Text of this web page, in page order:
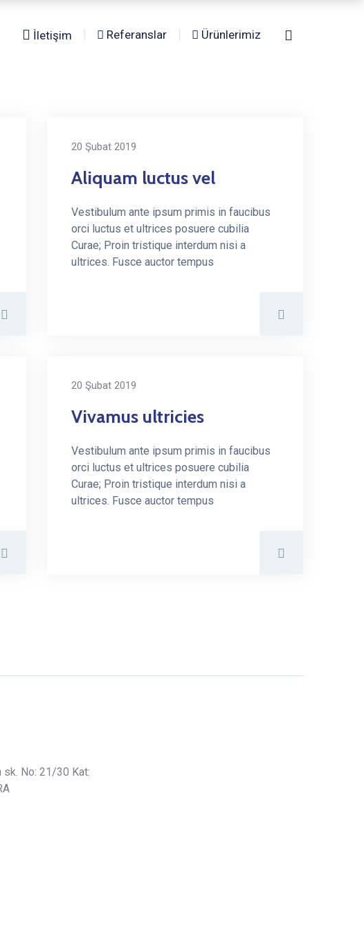
İletişim Referanslar Ürünlerimiz
20 Şubat 2019
Aliquam luctus vel
Vestibulum ante ipsum primis in faucibus
orci luctus et ultrices posuere cubilia
Curae; Proin tristique interdum nisi a
ultrices. Fusce auctor tempus
20 Şubat 2019
Vivamus ultricies
Vestibulum ante ipsum primis in faucibus
orci luctus et ultrices posuere cubilia
Curae; Proin tristique interdum nisi a
ultrices. Fusce auctor tempus
sk. No: 21/30 Kat: